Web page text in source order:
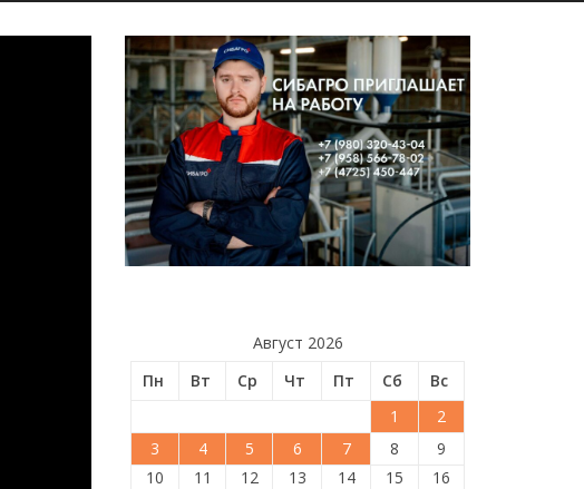
Август 2026
Пн
Вт Ср Чт Пт Сб
Вс
1
2
3
4 5 6 7 8
9
10
11 12 13 14 15
16